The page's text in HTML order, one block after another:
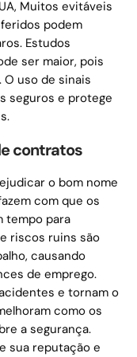
Muitos evitáveis
podem
Estudos
ser maior, pois
uso de sinais
seguros e protege
contratos
o bom nome
com que os
tempo para
riscos ruins são
causando
de emprego.
e tornam o
como os
a segurança.
sua reputação e